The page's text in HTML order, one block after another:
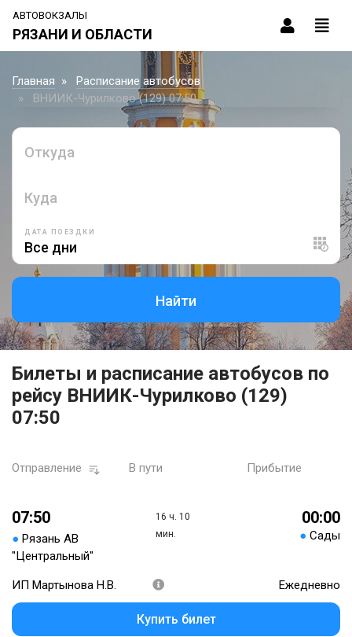
АВТОВОКЗАЛЫ
РЯЗАНИ И ОБЛАСТИ
Главная
Расписание автобусов
ВНИИК-Чурилково (129) 07:50
Откуда
Куда
ДАТА ПОЕЗДКИ
Найти
Билеты и расписание автобусов по
рейсу ВНИИК-Чурилково (129)
07:50
Отправление В пути Прибытие
07:50
● Рязань АВ
"Центральный"
16 ч. 10
мин.
00:00
● Сады
ИП Мартынова Н.В. Ежедневно
Купить билет